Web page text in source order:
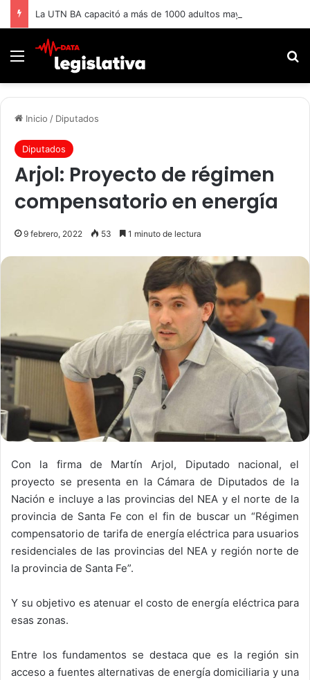
La UTN BA capacitó a más de 1000 adultos mayores.
Menú
Inicio / Diputados
Diputados
Arjol: Proyecto de régimen
compensatorio en energía
9 febrero, 2022 53 1 minuto de lectura
Con la firma de Martín Arjol, Diputado nacional, el
proyecto se presenta en la Cámara de Diputados de la
Nación e incluye a las provincias del NEA y el norte de la
provincia de Santa Fe con el fin de buscar un “Régimen
compensatorio de tarifa de energía eléctrica para usuarios
residenciales de las provincias del NEA y región norte de
la provincia de Santa Fe”.
Y su objetivo es atenuar el costo de energía eléctrica para
esas zonas.
Entre los fundamentos se destaca que es la región sin
acceso a fuentes alternativas de energía domiciliaria y una